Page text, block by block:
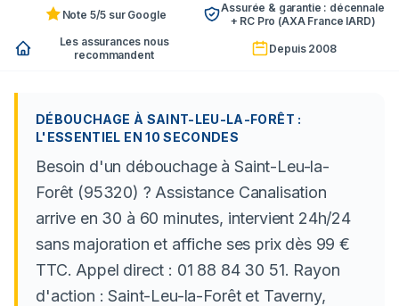
Note 5/5 sur Google
Assurée & garantie : décennale
+ RC Pro (AXA France IARD)
Les assurances nous
recommandent
Depuis 2008
DÉBOUCHAGE À SAINT-LEU-LA-FORÊT :
L'ESSENTIEL EN 10 SECONDES
Besoin d'un débouchage à Saint-Leu-la-
Forêt (95320) ? Assistance Canalisation
arrive en 30 à 60 minutes, intervient 24h/24
sans majoration et affiche ses prix dès 99 €
TTC. Appel direct : 01 88 84 30 51. Rayon
d'action : Saint-Leu-la-Forêt et Taverny,